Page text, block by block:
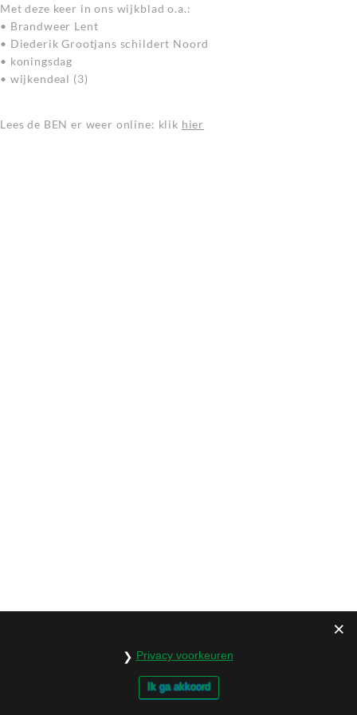
Met deze keer in ons wijkblad o.a.:
• Brandweer Lent
• Diederik Grootjans schildert Noord
• koningsdag
• wijkendeal (3)
Lees de BEN er weer online: klik hier
Privacy voorkeuren
Ik ga akkoord